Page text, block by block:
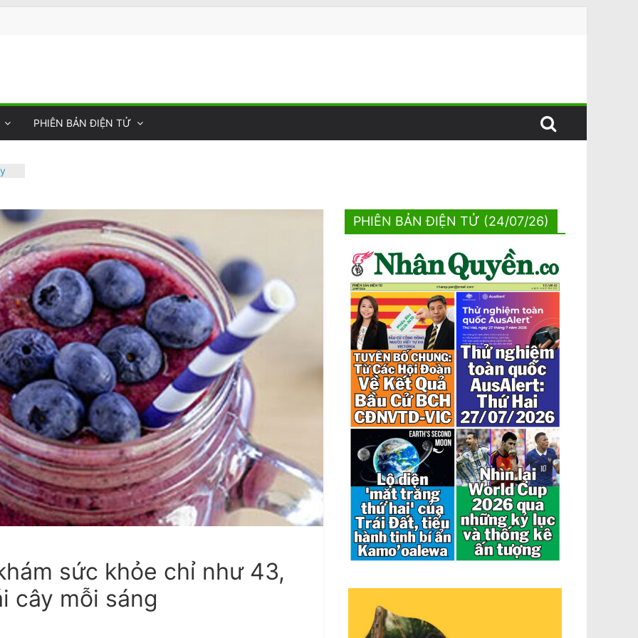
PHIÊN BẢN ĐIỆN TỬ
sức khỏe chỉ như 43,
cây mỗi sáng
PHIÊN BẢN ĐIỆN TỬ (24/07/26)